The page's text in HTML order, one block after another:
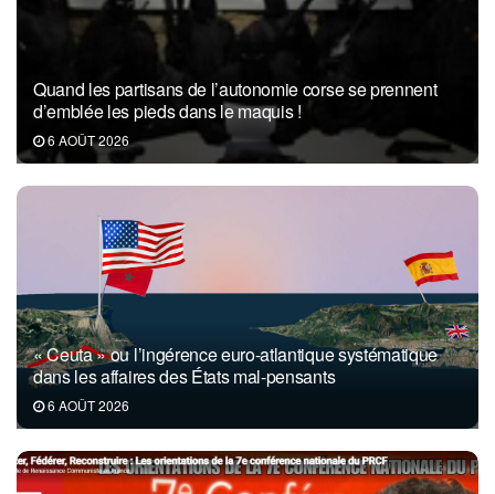
Quand les partisans de l’autonomie corse se prennent
d’emblée les pieds dans le maquis !
6 AOÛT 2026
« Ceuta » ou l’ingérence euro-atlantique systématique
dans les affaires des États mal-pensants
6 AOÛT 2026